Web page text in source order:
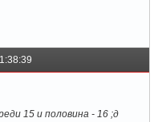
15 и половина - 16 ;д